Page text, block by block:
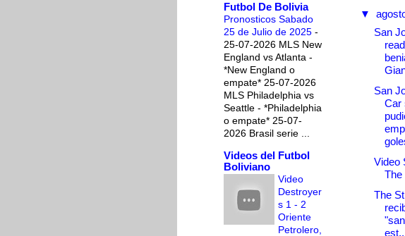
Futbol De Bolivia
Pronosticos Sabado
25 de Julio de 2025 -
25-07-2026 MLS New
England vs Atlanta -
*New England o
empate* 25-07-2026
MLS Philadelphia vs
Seattle - *Philadelphia
o empate* 25-07-
2026 Brasil serie ...
Videos del Futbol
Boliviano
Video
Destroyer
s 1 - 2
Oriente
Petrolero,
▼
San
San
Car
Video
The
The